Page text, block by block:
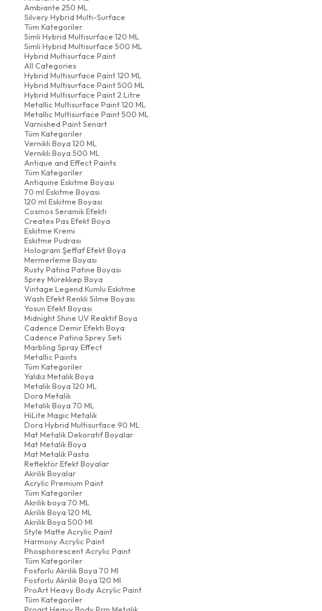
Ambiante 250 ML
Silvery Hybrid Multi-Surface
Tüm Kategoriler
Simli Hybrid Multisurface 120 ML
Simli Hybrid Multisurface 500 ML
Hybrid Multisurface Paint
All Categories
Hybrid Multisurface Paint 120 ML
Hybrid Multisurface Paint 500 ML
Hybrid Multisurface Paint 2 Litre
Metallic Multisurface Paint 120 ML
Metallic Multisurface Paint 500 ML
Varnished Paint Senart
Tüm Kategoriler
Vernikli Boya 120 ML
Vernikli Boya 500 ML
Antique and Effect Paints
Tüm Kategoriler
Antiquine Eskitme Boyası
70 ml Eskitme Boyası
120 ml Eskitme Boyası
Cosmos Seramik Efekti
Createx Pas Efekt Boya
Eskitme Kremi
Eskitme Pudrası
Hologram Şeffaf Efekt Boya
Mermerleme Boyası
Rusty Patina Patine Boyası
Sprey Mürekkep Boya
Vintage Legend Kumlu Eskitme
Wash Efekt Renkli Silme Boyası
Yosun Efekt Boyası
Midnight Shine UV Reaktif Boya
Cadence Demir Efekti Boya
Cadence Patina Sprey Seti
Marbling Spray Effect
Metallic Paints
Tüm Kategoriler
Yaldız Metalik Boya
Metalik Boya 120 ML
Dora Metalik
Metalik Boya 70 ML
HiLite Magic Metalik
Dora Hybrid Multisurface 90 ML
Mat Metalik Dekoratif Boyalar
Mat Metalik Boya
Mat Metalik Pasta
Reflektör Efekt Boyalar
Akrilik Boyalar
Acrylic Premium Paint
Tüm Kategoriler
Akrilik boya 70 ML
Akrilik Boya 120 ML
Akrilik Boya 500 Ml
Style Matte Acrylic Paint
Harmony Acrylic Paint
Phosphorescent Acrylic Paint
Tüm Kategoriler
Fosforlu Akrilik Boya 70 Ml
Fosforlu Akrilik Boya 120 Ml
ProArt Heavy Body Acrylic Paint
Tüm Kategoriler